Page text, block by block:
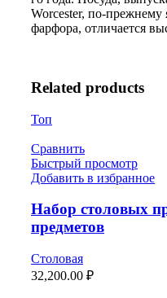
Worcester, по-прежнему
фарфора, отличается
Related products
Топ
Сравнить
Быстрый просмотр
Добавить в избранное
Набор столовых
предметов
Столовая
32,200.00 ₽